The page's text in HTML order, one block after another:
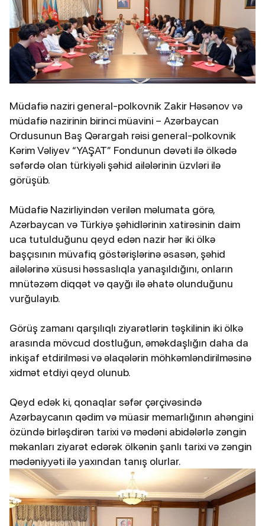
Müdafiə naziri general-polkovnik Zakir Həsənov və
müdafiə nazirinin birinci müavini – Azərbaycan
Ordusunun Baş Qərargah rəisi general-polkovnik
Kərim Vəliyev “YAŞAT” Fondunun dəvəti ilə ölkədə
səfərdə olan türkiyəli şəhid ailələrinin üzvləri ilə
görüşüb.
Müdafiə Nazirliyindən verilən məlumata görə,
Azərbaycan və Türkiyə şəhidlərinin xatirəsinin daim
uca tutulduğunu qeyd edən nazir hər iki ölkə
başçısının müvafiq göstərişlərinə əsasən, şəhid
ailələrinə xüsusi həssaslıqla yanaşıldığını, onların
mnütəzəm diqqət və qayğı ilə əhatə olunduğunu
vurğulayıb.
Görüş zamanı qarşılıqlı ziyarətlərin təşkilinin iki ölkə
arasında mövcud dostluğun, əməkdaşlığın daha da
inkişaf etdirilməsi və əlaqələrin möhkəmləndirilməsinə
xidmət etdiyi qeyd olunub.
Qeyd edək ki, qonaqlar səfər çərçivəsində
Azərbaycanın qədim və müasir memarlığının ahəngini
özündə birləşdirən tarixi və mədəni abidələrlə zəngin
məkanları ziyarət edərək ölkənin şanlı tarixi və zəngin
mədəniyyəti ilə yaxından tanış olurlar.